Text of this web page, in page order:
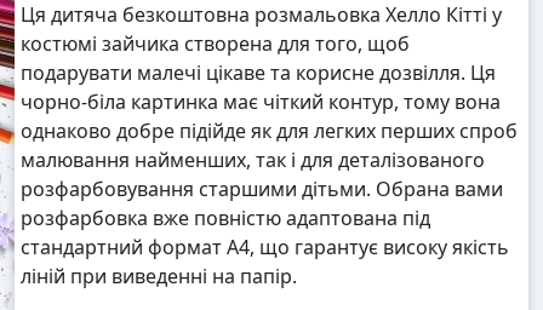
Ця дитяча безкоштовна розмальовка Хелло Кітті у
костюмі зайчика створена для того, щоб
подарувати малечі цікаве та корисне дозвілля. Ця
чорно-біла картинка має чіткий контур, тому вона
однаково добре підійде як для легких перших спроб
малювання найменших, так і для деталізованого
розфарбовування старшими дітьми. Обрана вами
розфарбовка вже повністю адаптована під
стандартний формат А4, що гарантує високу якість
ліній при виведенні на папір.